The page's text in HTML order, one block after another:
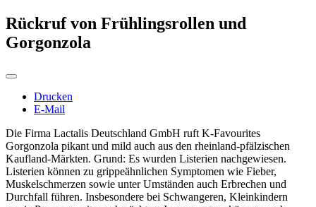
Rückruf von Frühlingsrollen und
Gorgonzola
Drucken
E-Mail
Die Firma Lactalis Deutschland GmbH ruft K-Favourites
Gorgonzola pikant und mild auch aus den rheinland-pfälzischen
Kaufland-Märkten. Grund: Es wurden Listerien nachgewiesen.
Listerien können zu grippeähnlichen Symptomen wie Fieber,
Muskelschmerzen sowie unter Umständen auch Erbrechen und
Durchfall führen. Insbesondere bei Schwangeren, Kleinkindern